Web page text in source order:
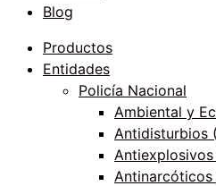
Blog
Productos
Entidades
Policía Nacional
Ambiental y
Antidisturbios
Antinarcóticos